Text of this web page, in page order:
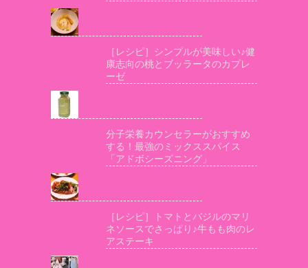
［レシピ］シンプルが美味しい♪健
康志向の桃とブッラータのカプレ
ーゼ
分子栄養カウンセラーがおすすめ
する！最強のミックススパイス
「アドボシーズニング」
［レシピ］トマトとバジルのマリ
ネソースでさっぱり♪牛もも肉のレ
アステーキ